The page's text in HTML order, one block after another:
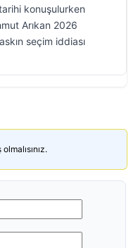
konuşulurken
Arıkan 2026
seçim iddiası